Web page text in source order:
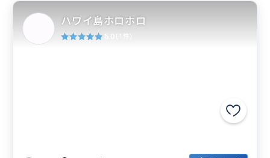
ハワイ島ホロホロ
5.0 (1件)